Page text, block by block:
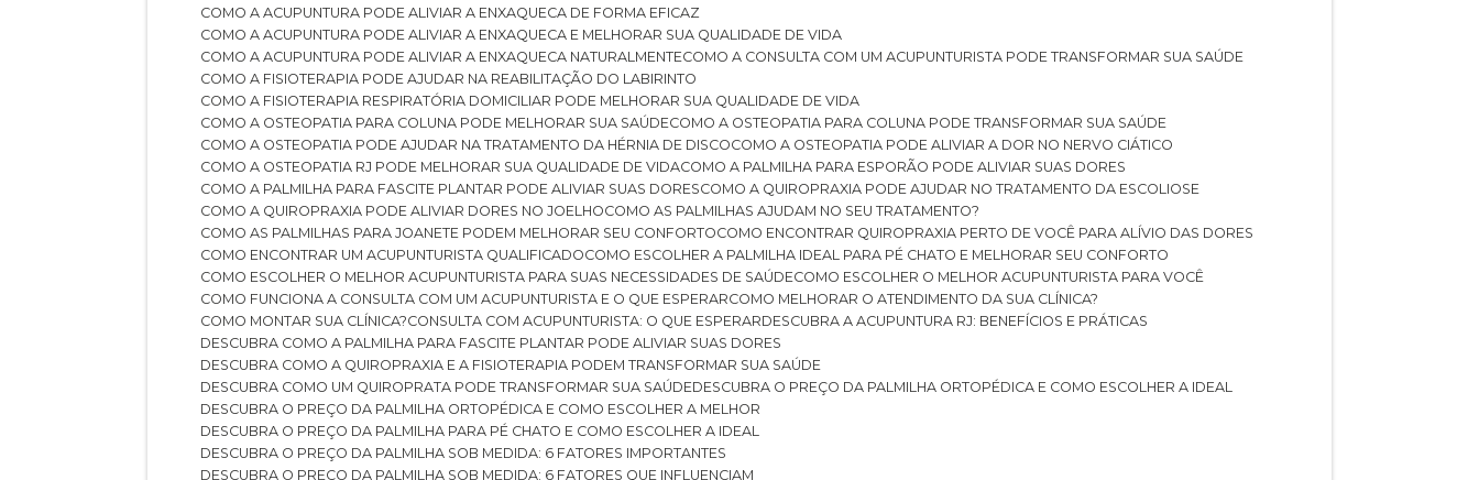
COMO A ACUPUNTURA PODE ALIVIAR A ENXAQUECA DE FORMA EFICAZ
COMO A ACUPUNTURA PODE ALIVIAR A ENXAQUECA E MELHORAR SUA QUALIDADE DE VIDA
COMO A ACUPUNTURA PODE ALIVIAR A ENXAQUECA NATURALMENTE
COMO A CONSULTA COM UM ACUPUNTURISTA PODE TRANSFORMAR SUA SAÚDE
COMO A FISIOTERAPIA PODE AJUDAR NA REABILITAÇÃO DO LABIRINTO
COMO A FISIOTERAPIA RESPIRATÓRIA DOMICILIAR PODE MELHORAR SUA QUALIDADE DE VIDA
COMO A OSTEOPATIA PARA COLUNA PODE MELHORAR SUA SAÚDE
COMO A OSTEOPATIA PARA COLUNA PODE TRANSFORMAR SUA SAÚDE
COMO A OSTEOPATIA PODE AJUDAR NA TRATAMENTO DA HÉRNIA DE DISCO
COMO A OSTEOPATIA PODE ALIVIAR A DOR NO NERVO CIÁTICO
COMO A OSTEOPATIA RJ PODE MELHORAR SUA QUALIDADE DE VIDA
COMO A PALMILHA PARA ESPORÃO PODE ALIVIAR SUAS DORES
COMO A PALMILHA PARA FASCITE PLANTAR PODE ALIVIAR SUAS DORES
COMO A QUIROPRAXIA PODE AJUDAR NO TRATAMENTO DA ESCOLIOSE
COMO A QUIROPRAXIA PODE ALIVIAR DORES NO JOELHO
COMO AS PALMILHAS AJUDAM NO SEU TRATAMENTO?
COMO AS PALMILHAS PARA JOANETE PODEM MELHORAR SEU CONFORTO
COMO ENCONTRAR QUIROPRAXIA PERTO DE VOCÊ PARA ALÍVIO DAS DORES
COMO ENCONTRAR UM ACUPUNTURISTA QUALIFICADO
COMO ESCOLHER A PALMILHA IDEAL PARA PÉ CHATO E MELHORAR SEU CONFORTO
COMO ESCOLHER O MELHOR ACUPUNTURISTA PARA SUAS NECESSIDADES DE SAÚDE
COMO ESCOLHER O MELHOR ACUPUNTURISTA PARA VOCÊ
COMO FUNCIONA A CONSULTA COM UM ACUPUNTURISTA E O QUE ESPERAR
COMO MELHORAR O ATENDIMENTO DA SUA CLÍNICA?
COMO MONTAR SUA CLÍNICA?
CONSULTA COM ACUPUNTURISTA: O QUE ESPERAR
DESCUBRA A ACUPUNTURA RJ: BENEFÍCIOS E PRÁTICAS
DESCUBRA COMO A PALMILHA PARA FASCITE PLANTAR PODE ALIVIAR SUAS DORES
DESCUBRA COMO A QUIROPRAXIA E A FISIOTERAPIA PODEM TRANSFORMAR SUA SAÚDE
DESCUBRA COMO UM QUIROPRATA PODE TRANSFORMAR SUA SAÚDE
DESCUBRA O PREÇO DA PALMILHA ORTOPÉDICA E COMO ESCOLHER A IDEAL
DESCUBRA O PREÇO DA PALMILHA ORTOPÉDICA E COMO ESCOLHER A MELHOR
DESCUBRA O PREÇO DA PALMILHA PARA PÉ CHATO E COMO ESCOLHER A IDEAL
DESCUBRA O PREÇO DA PALMILHA SOB MEDIDA: 6 FATORES IMPORTANTES
DESCUBRA O PREÇO DA PALMILHA SOB MEDIDA: 6 FATORES QUE INFLUENCIAM